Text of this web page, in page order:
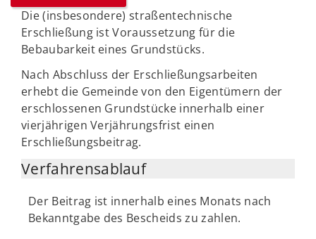
Die (insbesondere) straßentechnische
Erschließung ist Voraussetzung für die
Bebaubarkeit eines Grundstücks.
Nach Abschluss der Erschließungsarbeiten
erhebt die Gemeinde von den Eigentümern der
erschlossenen Grundstücke innerhalb einer
vierjährigen Verjährungsfrist einen
Erschließungsbeitrag.
Verfahrensablauf
Der Beitrag ist innerhalb eines Monats nach
Bekanntgabe des Bescheids zu zahlen.